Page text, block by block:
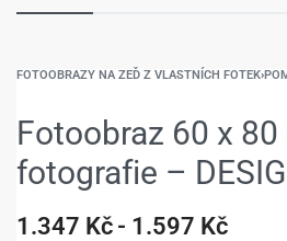
FOTOOBRAZY NA ZEĎ Z VLASTNÍCH FOTEK›
Fotoobraz 60 x
fotografie –
1.347 Kč 1.597 Kč